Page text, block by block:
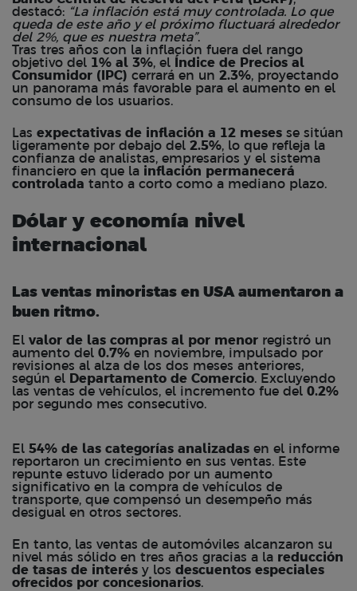
destacó: “La inflación está muy controlada. Lo que
queda de este año y el próximo fluctuará alrededor
del 2%, que es nuestra meta”.
Tras tres años con la inflación fuera del rango
objetivo del 1% al 3%, el
Índice de Precios al
Consumidor (IPC) cerrará en un 2.3%, proyectando
un panorama más favorable para el aumento en el
consumo de los usuarios.
Las expectativas de inflación a 12 meses se sitúan
ligeramente por debajo del 2.5%, lo que refleja la
confianza de analistas, empresarios y el sistema
financiero en que la inflación permanecerá
controlada tanto a corto como a mediano plazo.
Dólar y economía nivel
internacional
Las ventas minoristas en USA aumentaron a
buen ritmo.
El valor de las compras al por menor registró un
aumento del 0.7% en noviembre, impulsado por
revisiones al alza de los dos meses anteriores,
según el Departamento de Comercio. Excluyendo
las ventas de vehículos, el incremento fue del 0.2%
por segundo mes consecutivo.
El 54% de las categorías analizadas en el informe
reportaron un crecimiento en sus ventas. Este
repunte estuvo liderado por un aumento
significativo en la compra de vehículos de
transporte, que compensó un desempeño más
desigual en otros sectores.
En tanto, las ventas de automóviles alcanzaron su
nivel más sólido en tres años gracias a la reducción
de tasas de interés y los descuentos especiales
ofrecidos por concesionarios.